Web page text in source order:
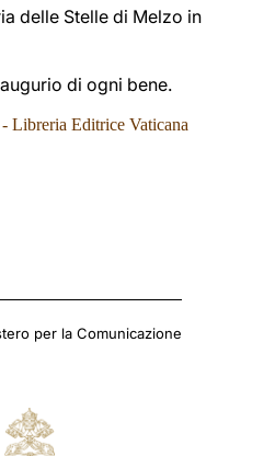
delle Stelle di Melzo in
di ogni bene.
Libreria Editrice Vaticana
per la Comunicazione